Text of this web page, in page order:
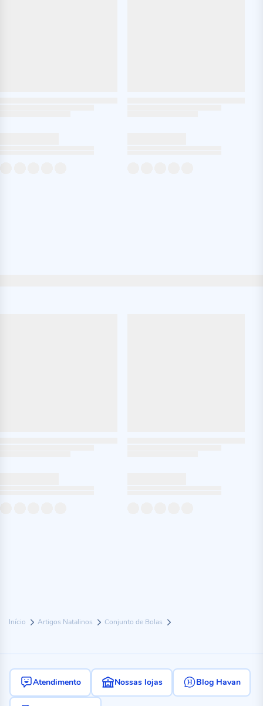
Início Artigos Natalinos Conjunto de Bolas
Atendimento Nossas lojas Blog Havan